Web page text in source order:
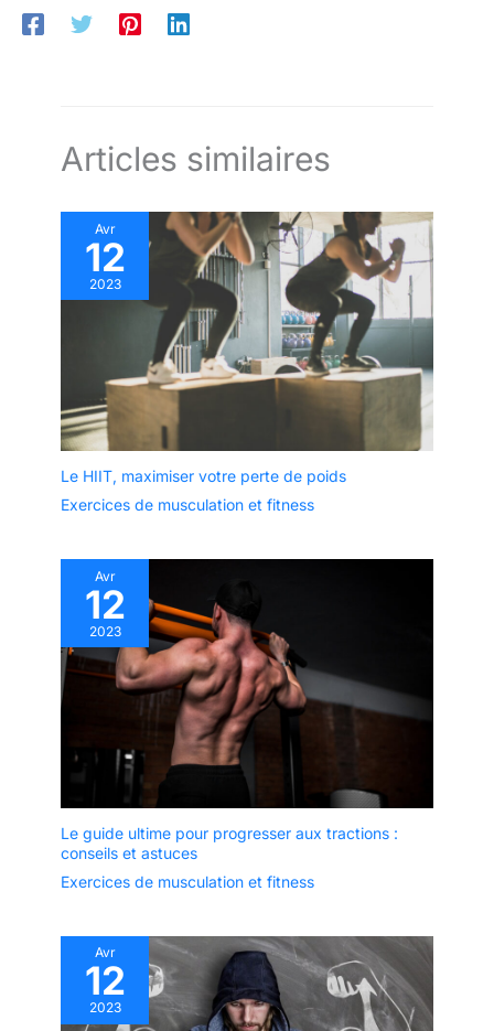
Articles similaires
Avr
12
2023
Le HIIT, maximiser votre perte de poids
Exercices de musculation et fitness
Avr
12
2023
Le guide ultime pour progresser aux tractions :
conseils et astuces
Exercices de musculation et fitness
Avr
12
2023